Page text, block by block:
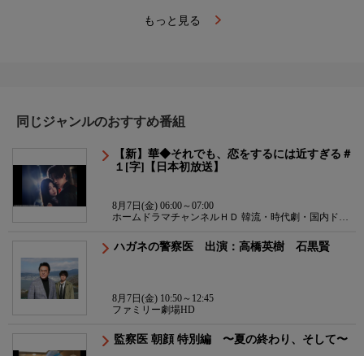
もっと見る
同じジャンルのおすすめ番組
【新】華◆それでも、恋をするには近すぎる＃
１[字]【日本初放送】
8月7日(金) 06:00～07:00
ホームドラマチャンネルＨＤ 韓流・時代劇・国内ドラ
ハガネの警察医 出演：高橋英樹 石黒賢
8月7日(金) 10:50～12:45
ファミリー劇場HD
監察医 朝顔 特別編 〜夏の終わり、そして〜